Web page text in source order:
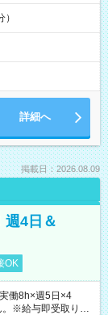
詳細へ
掲載日：2026.08.09
週4日＆
OK
働8h×週5日×4
※給与即受取りサ